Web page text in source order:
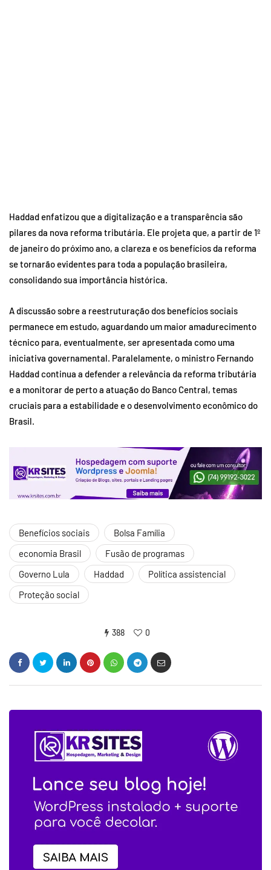
Haddad enfatizou que a digitalização e a transparência são
pilares da nova reforma tributária. Ele projeta que, a partir de 1º
de janeiro do próximo ano, a clareza e os benefícios da reforma
se tornarão evidentes para toda a população brasileira,
consolidando sua importância histórica.
A discussão sobre a reestruturação dos benefícios sociais
permanece em estudo, aguardando um maior amadurecimento
técnico para, eventualmente, ser apresentada como uma
iniciativa governamental. Paralelamente, o ministro Fernando
Haddad continua a defender a relevância da reforma tributária
e a monitorar de perto a atuação do Banco Central, temas
cruciais para a estabilidade e o desenvolvimento econômico do
Brasil.
Benefícios sociais
Bolsa Família
economia Brasil
Fusão de programas
Governo Lula
Haddad
Política assistencial
Proteção social
388 0